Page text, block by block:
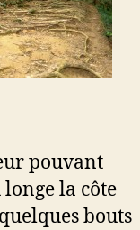
pouvant
la côte
bouts